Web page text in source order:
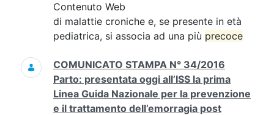
Contenuto Web
di malattie croniche e, se presente in età
pediatrica, si associa ad una più precoce
COMUNICATO STAMPA N° 34/2016
Parto: presentata oggi all’ISS la prima
Linea Guida Nazionale per la prevenzione
e il trattamento dell’emorragia post